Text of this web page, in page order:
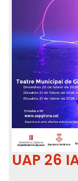
UAP 26